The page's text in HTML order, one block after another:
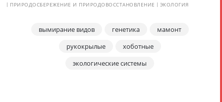
ПРИРОДОСБЕРЕЖЕНИЕ И ПРИРОДОВОССТАНОВЛЕНИЕ
ЭКОЛОГИЯ
вымирание видов генетика
мамонт
рукокрылые
хоботные
экологические системы